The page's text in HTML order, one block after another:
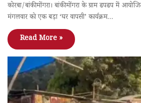
कोरबा/बांकीमोंगरा। बांकीमोंगरा के ग्राम ढपढप में
मंगलवार को एक बड़ा ‘घर वापसी’ कार्यक्रम…
Read More »